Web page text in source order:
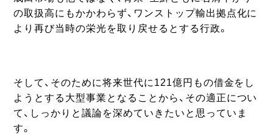
の取扱高にもかかわらず、ワンストップ輸出拠点化に
より再び当時の栄光を取り戻せるとする行政。
そして、そのために将来世代に121億円もの借金をし
ようとする大型事業となることから、その適正につい
て、しっかりと議論を深めていきたいと思っていま
す。